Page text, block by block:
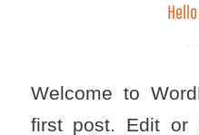
Welcome to
first post. Edit or